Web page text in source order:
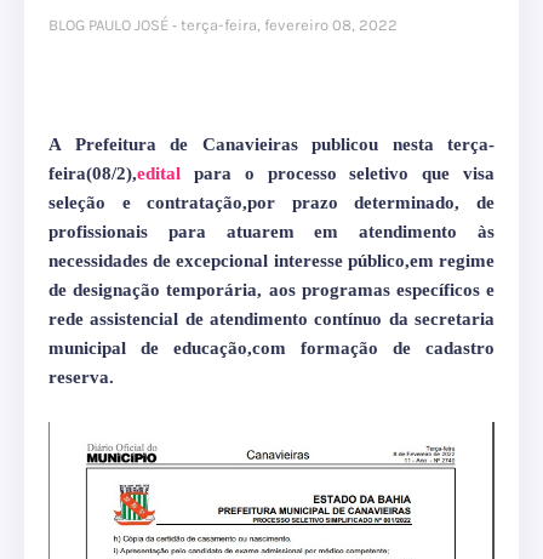
BLOG PAULO JOSÉ terça-feira, fevereiro 08, 2022
A Prefeitura de Canavieiras publicou nesta terça-
feira(08/2),edital para o processo seletivo que visa
seleção e contratação,por prazo determinado, de
profissionais para atuarem em atendimento às
necessidades de excepcional interesse público,em regime
de designação temporária, aos programas específicos e
rede assistencial de atendimento contínuo da secretaria
municipal de educação,com formação de cadastro
reserva.